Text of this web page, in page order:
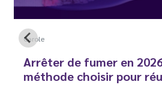
Carole
Arrêter de fumer en
méthode choisir pour